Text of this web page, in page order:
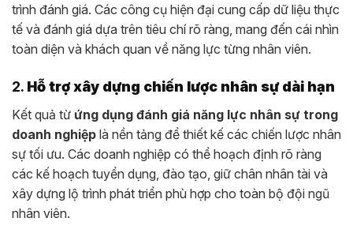
trình đánh giá. Các công cụ hiện đại cung cấp dữ liệu thực
tế và đánh giá dựa trên tiêu chí rõ ràng, mang đến cái nhìn
toàn diện và khách quan về năng lực từng nhân viên.
2. Hỗ trợ xây dựng chiến lược nhân sự dài hạn
Kết quả từ ứng dụng đánh giá năng lực nhân sự trong
doanh nghiệp là nền tảng để thiết kế các chiến lược nhân
sự tối ưu. Các doanh nghiệp có thể hoạch định rõ ràng
các kế hoạch tuyển dụng, đào tạo, giữ chân nhân tài và
xây dựng lộ trình phát triển phù hợp cho toàn bộ đội ngũ
nhân viên.